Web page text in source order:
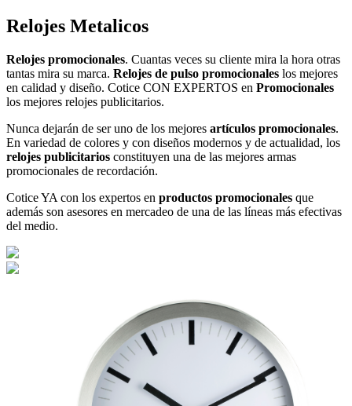
Relojes Metalicos
Relojes promocionales. Cuantas veces su cliente mira la hora otras
tantas mira su marca. Relojes de pulso promocionales los mejores
en calidad y diseño. Cotice CON EXPERTOS en Promocionales
los mejores relojes publicitarios.
Nunca dejarán de ser uno de los mejores artículos promocionales.
En variedad de colores y con diseños modernos y de actualidad, los
relojes publicitarios constituyen una de las mejores armas
promocionales de recordación.
Cotice YA con los expertos en productos promocionales que
además son asesores en mercadeo de una de las líneas más efectivas
del medio.